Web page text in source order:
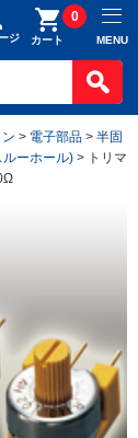
ジ カート
0
MENU
> 電子部品 > 半固
ルーホール) > トリマ